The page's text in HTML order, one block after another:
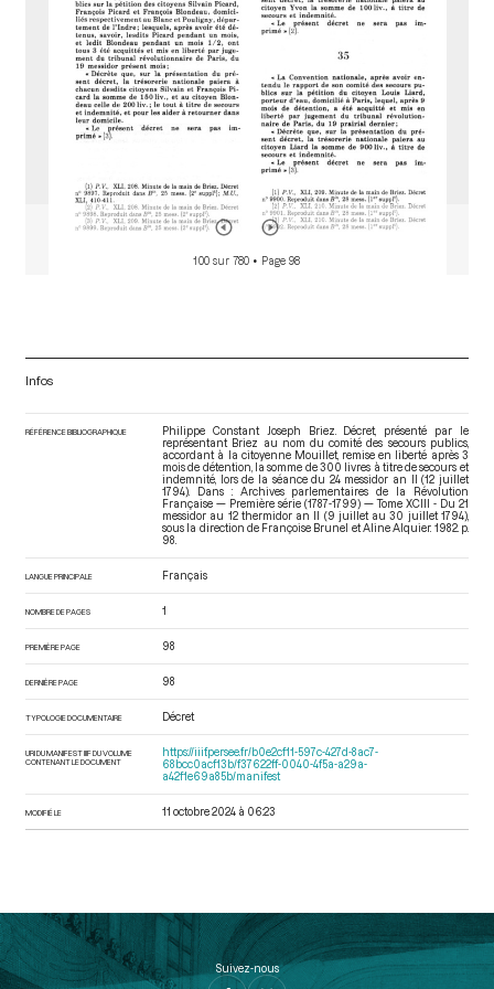
100 sur 780 • Page 98
Infos
RÉFÉRENCE BIBLIOGRAPHIQUE
Philippe Constant Joseph Briez. Décret, présenté par le
représentant Briez au nom du comité des secours publics,
accordant à la citoyenne Mouillet, remise en liberté après 3
mois de détention, la somme de 300 livres à titre de secours et
indemnité, lors de la séance du 24 messidor an II (12 juillet
1794). Dans : Archives parlementaires de la Révolution
Française — Première série (1787-1799) — Tome XCIII - Du 21
messidor au 12 thermidor an II (9 juillet au 30 juillet 1794),
sous la direction de Françoise Brunel et Aline Alquier. 1982. p.
98.
LANGUE PRINCIPALE Français
NOMBRE DE PAGES 1
PREMIÈRE PAGE 98
DERNIÈRE PAGE 98
TYPOLOGIE DOCUMENTAIRE Décret
URI DU MANIFEST IIIF DU VOLUME
CONTENANT LE DOCUMENT
https://iiif.persee.fr/b0e2cf11-597c-427d-8ac7-
68bcc0acf13b/f37622ff-0040-4f5a-a29a-
a42f1e69a85b/manifest
MODIFIÉ LE 11 octobre 2024 à 06:23
Suivez-nous